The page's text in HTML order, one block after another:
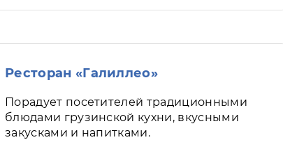
Ресторан «Галиллео»
Порадует посетителей традиционными
блюдами грузинской кухни, вкусными
закусками и напитками.